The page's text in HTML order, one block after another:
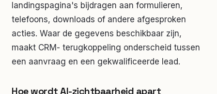
landingspagina's bijdragen aan formulieren,
telefoons, downloads of andere afgesproken
acties. Waar de gegevens beschikbaar zijn,
maakt CRM- terugkoppeling onderscheid tussen
een aanvraag en een gekwalificeerde lead.
Hoe wordt AI-zichtbaarheid apart